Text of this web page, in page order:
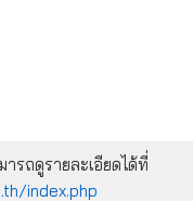
รถดูรายละเอียดได้ที่
index.php